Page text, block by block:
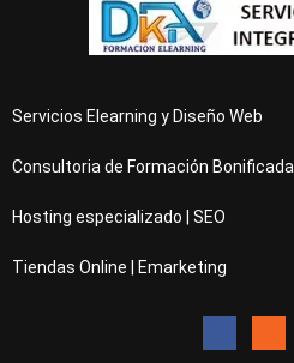
Servicios Elearning y Diseño Web
Consultoria de Formación Bonificada
Hosting especializado | SEO
Tiendas Online | Emarketing